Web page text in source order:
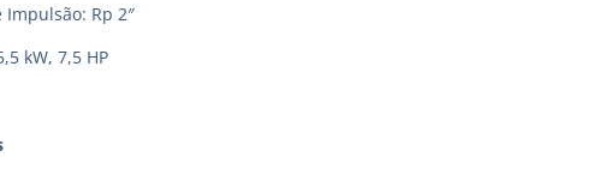
Impulsão: Rp 2″
kW, 7,5 HP